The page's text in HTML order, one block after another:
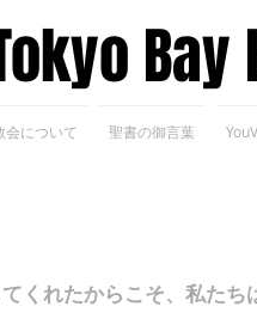
会について 聖書の御言葉
くれたからこそ、私たち